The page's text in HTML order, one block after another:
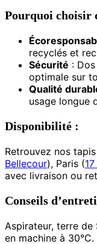
Pourquoi choisir
recyclés et
Sécurité :
optimale sur
Qualité
usage longue
Disponibilité :
Retrouvez nos
Bellecour), Paris (
avec livraison ou
Conseils
Aspirateur, terre de
en machine à 30°C.